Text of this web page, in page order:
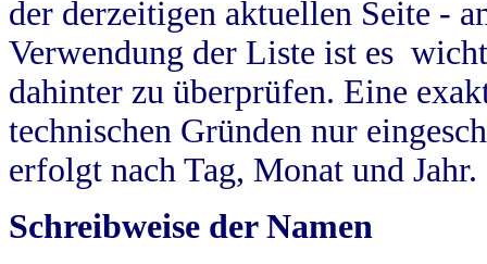
der derzeitigen aktuellen Seite -
Verwendung der Liste ist es
dahinter zu überprüfen. Eine
technischen Gründen nur
erfolgt nach Tag, Monat und Jahr.
Schreibweise der Namen